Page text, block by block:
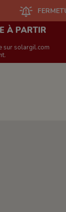
À PARTIR
sur solargil.com